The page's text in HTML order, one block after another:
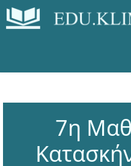
7η